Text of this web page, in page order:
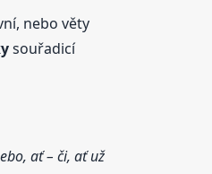
nebo věty
souřadicí
ať – či, ať už